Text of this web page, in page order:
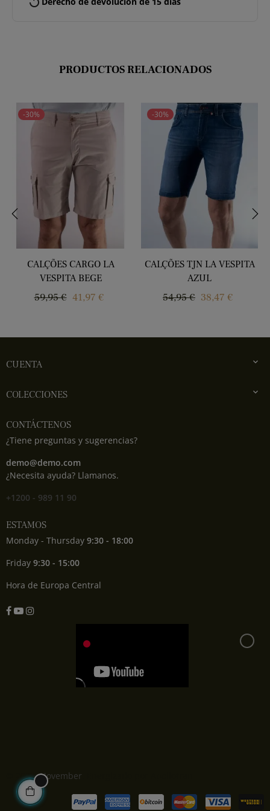
PRODUCTOS RELACIONADOS
-30%
CALÇÕES CARGO LA
VESPITA BEGE
Regular
59,95 € Price
41,97 €
-30%
CALÇÕES TJN LA VESPITA
AZUL
Regular
54,95 € Price
38,47 €
CUENTA 
COLECCIONES 
CONTÁCTENOS
¿Tiene preguntas y sugerencias?
demo@demo.com
¿Necesita ayuda? Llamanos.
+1200 - 989 11 90
ESTAMOS
Monday - Thursday 9:30 - 18:00
Friday 9:30 - 15:00
Hora de Europa Central
Facebook
YouTube
© 2022,November